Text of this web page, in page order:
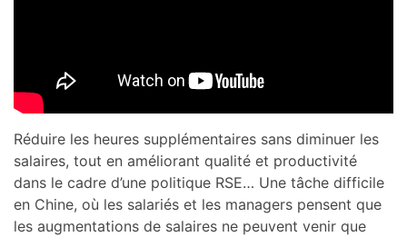
Réduire les heures supplémentaires sans diminuer les
salaires, tout en améliorant qualité et productivité
dans le cadre d’une politique RSE… Une tâche difficile
en Chine, où les salariés et les managers pensent que
les augmentations de salaires ne peuvent venir que